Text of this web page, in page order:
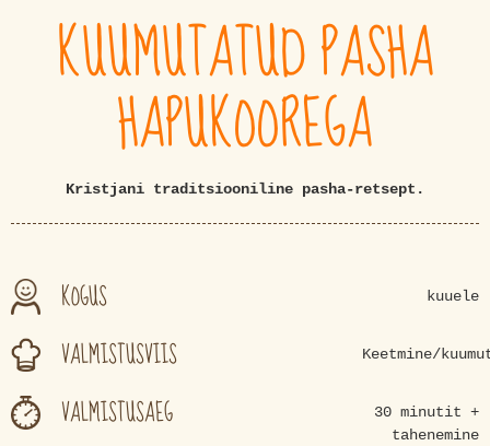
KUUMUTATUD PASHA
HAPUKOOREGA
Kristjani traditsiooniline pasha-retsept.
KOGUS kuuele
VALMISTUSVIIS Keetmine/
VALMISTUSAEG
30 minutit +
tahenemine